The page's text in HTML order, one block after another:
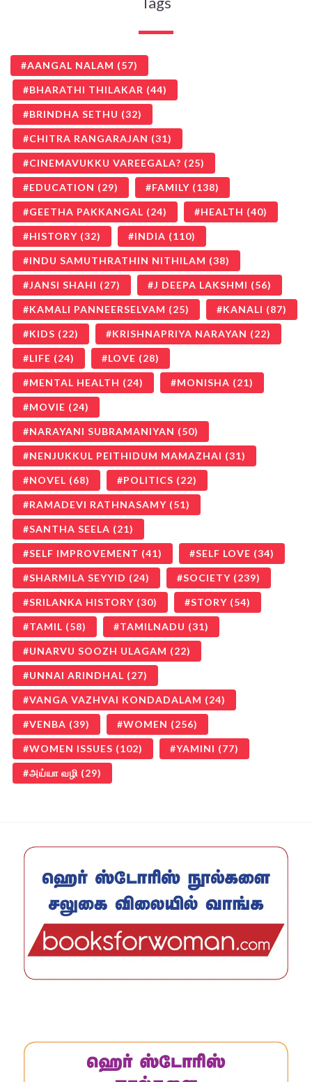
AANGAL NALAM (57)
BHARATHI THILAKAR (44)
BRINDHA SETHU (32)
CHITRA RANGARAJAN (31)
CINEMAVUKKU VAREEGALA? (25)
EDUCATION (29) FAMILY (138)
GEETHA PAKKANGAL (24) HEALTH (40)
HISTORY (32) INDIA (110)
INDU SAMUTHRATHIN NITHILAM (38)
JANSI SHAHI (27) J DEEPA LAKSHMI (56)
KAMALI PANNEERSELVAM (25) KANALI (87)
KIDS (22) KRISHNAPRIYA NARAYAN (22)
LIFE (24) LOVE (28)
MENTAL HEALTH (24) MONISHA (21)
MOVIE (24)
NARAYANI SUBRAMANIYAN (50)
NENJUKKUL PEITHIDUM MAMAZHAI (31)
NOVEL (68) POLITICS (22)
RAMADEVI RATHNASAMY (51)
SANTHA SEELA (21)
SELF IMPROVEMENT (41) SELF LOVE (34)
SHARMILA SEYYID (24) SOCIETY (239)
SRILANKA HISTORY (30) STORY (54)
TAMIL (58) TAMILNADU (31)
UNARVU SOOZH ULAGAM (22)
UNNAI ARINDHAL (27)
VANGA VAZHVAI KONDADALAM (24)
VENBA (39) WOMEN (256)
WOMEN ISSUES (102) YAMINI (77)
அய்யா வழி (29)